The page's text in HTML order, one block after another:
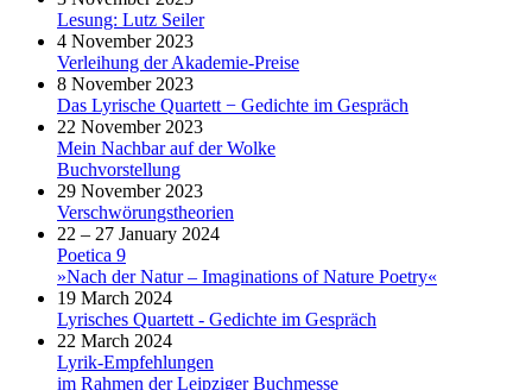
Lesung: Lutz Seiler
4 November 2023
Verleihung der Akademie-Preise
8 November 2023
Das Lyrische Quartett − Gedichte im Gespräch
22 November 2023
Mein Nachbar auf der Wolke
Buchvorstellung
29 November 2023
Verschwörungstheorien
22 – 27 January 2024
Poetica 9
»Nach der Natur – Imaginations of Nature Poetry«
19 March 2024
Lyrisches Quartett - Gedichte im Gespräch
22 March 2024
Lyrik-Empfehlungen
im Rahmen der Leipziger Buchmesse